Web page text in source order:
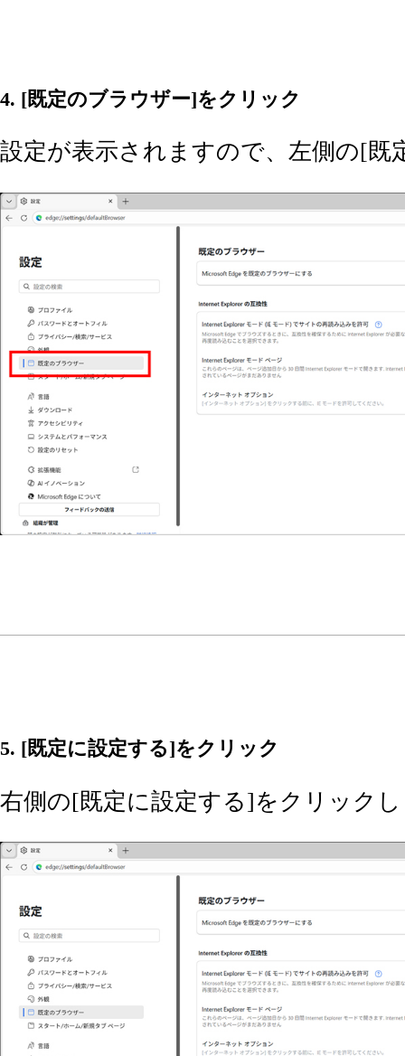
4. [既定のブラウザー]をクリック
設定が表示されますので、左側の[
5. [既定に設定する]をクリック
右側の[既定に設定する]をクリック